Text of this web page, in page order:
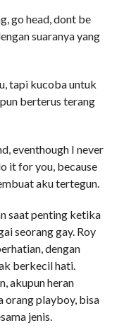
go head, dont be
suaranya yang
tapi kucoba untuk
berterus terang
eventhough I never
it for you, because
aku tertegun.
saat penting ketika
seorang gay. Roy
dengan
berkecil hati.
akupun heran
orang playboy, bisa
jenis.